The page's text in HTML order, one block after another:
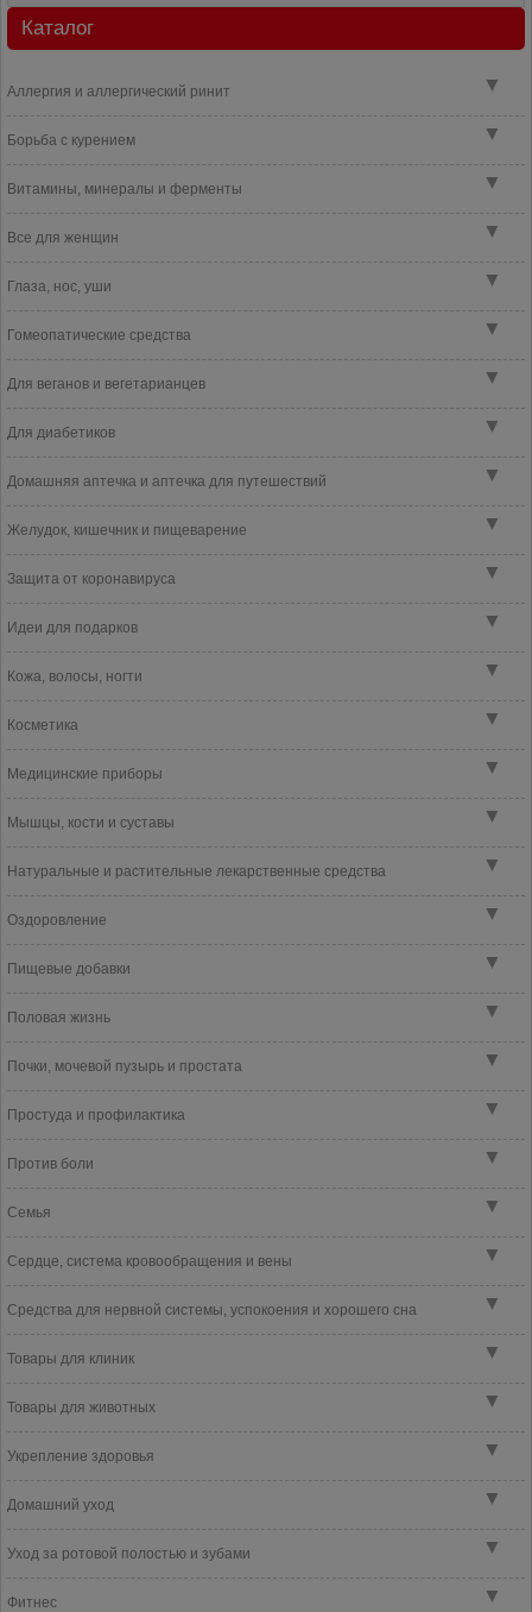
Каталог
▼
Аллергия и аллергический ринит
▼
Борьба с курением
▼
Витамины, минералы и ферменты
▼
Все для женщин
▼
Глаза, нос, уши
▼
Гомеопатические средства
▼
Для веганов и вегетарианцев
▼
Для диабетиков
▼
Домашняя аптечка и аптечка для путешествий
▼
Желудок, кишечник и пищеварение
▼
Защита от коронавируса
▼
Идеи для подарков
▼
Кожа, волосы, ногти
▼
Косметика
▼
Медицинские приборы
▼
Мышцы, кости и суставы
▼
Натуральные и растительные лекарственные средства
▼
Оздоровление
▼
Пищевые добавки
▼
Половая жизнь
▼
Почки, мочевой пузырь и простата
▼
Простуда и профилактика
▼
Против боли
▼
Семья
▼
Сердце, система кровообращения и вены
▼
Средства для нервной системы, успокоения и хорошего сна
▼
Товары для клиник
▼
Товары для животных
▼
Укрепление здоровья
▼
Домашний уход
▼
Уход за ротовой полостью и зубами
▼
Фитнес